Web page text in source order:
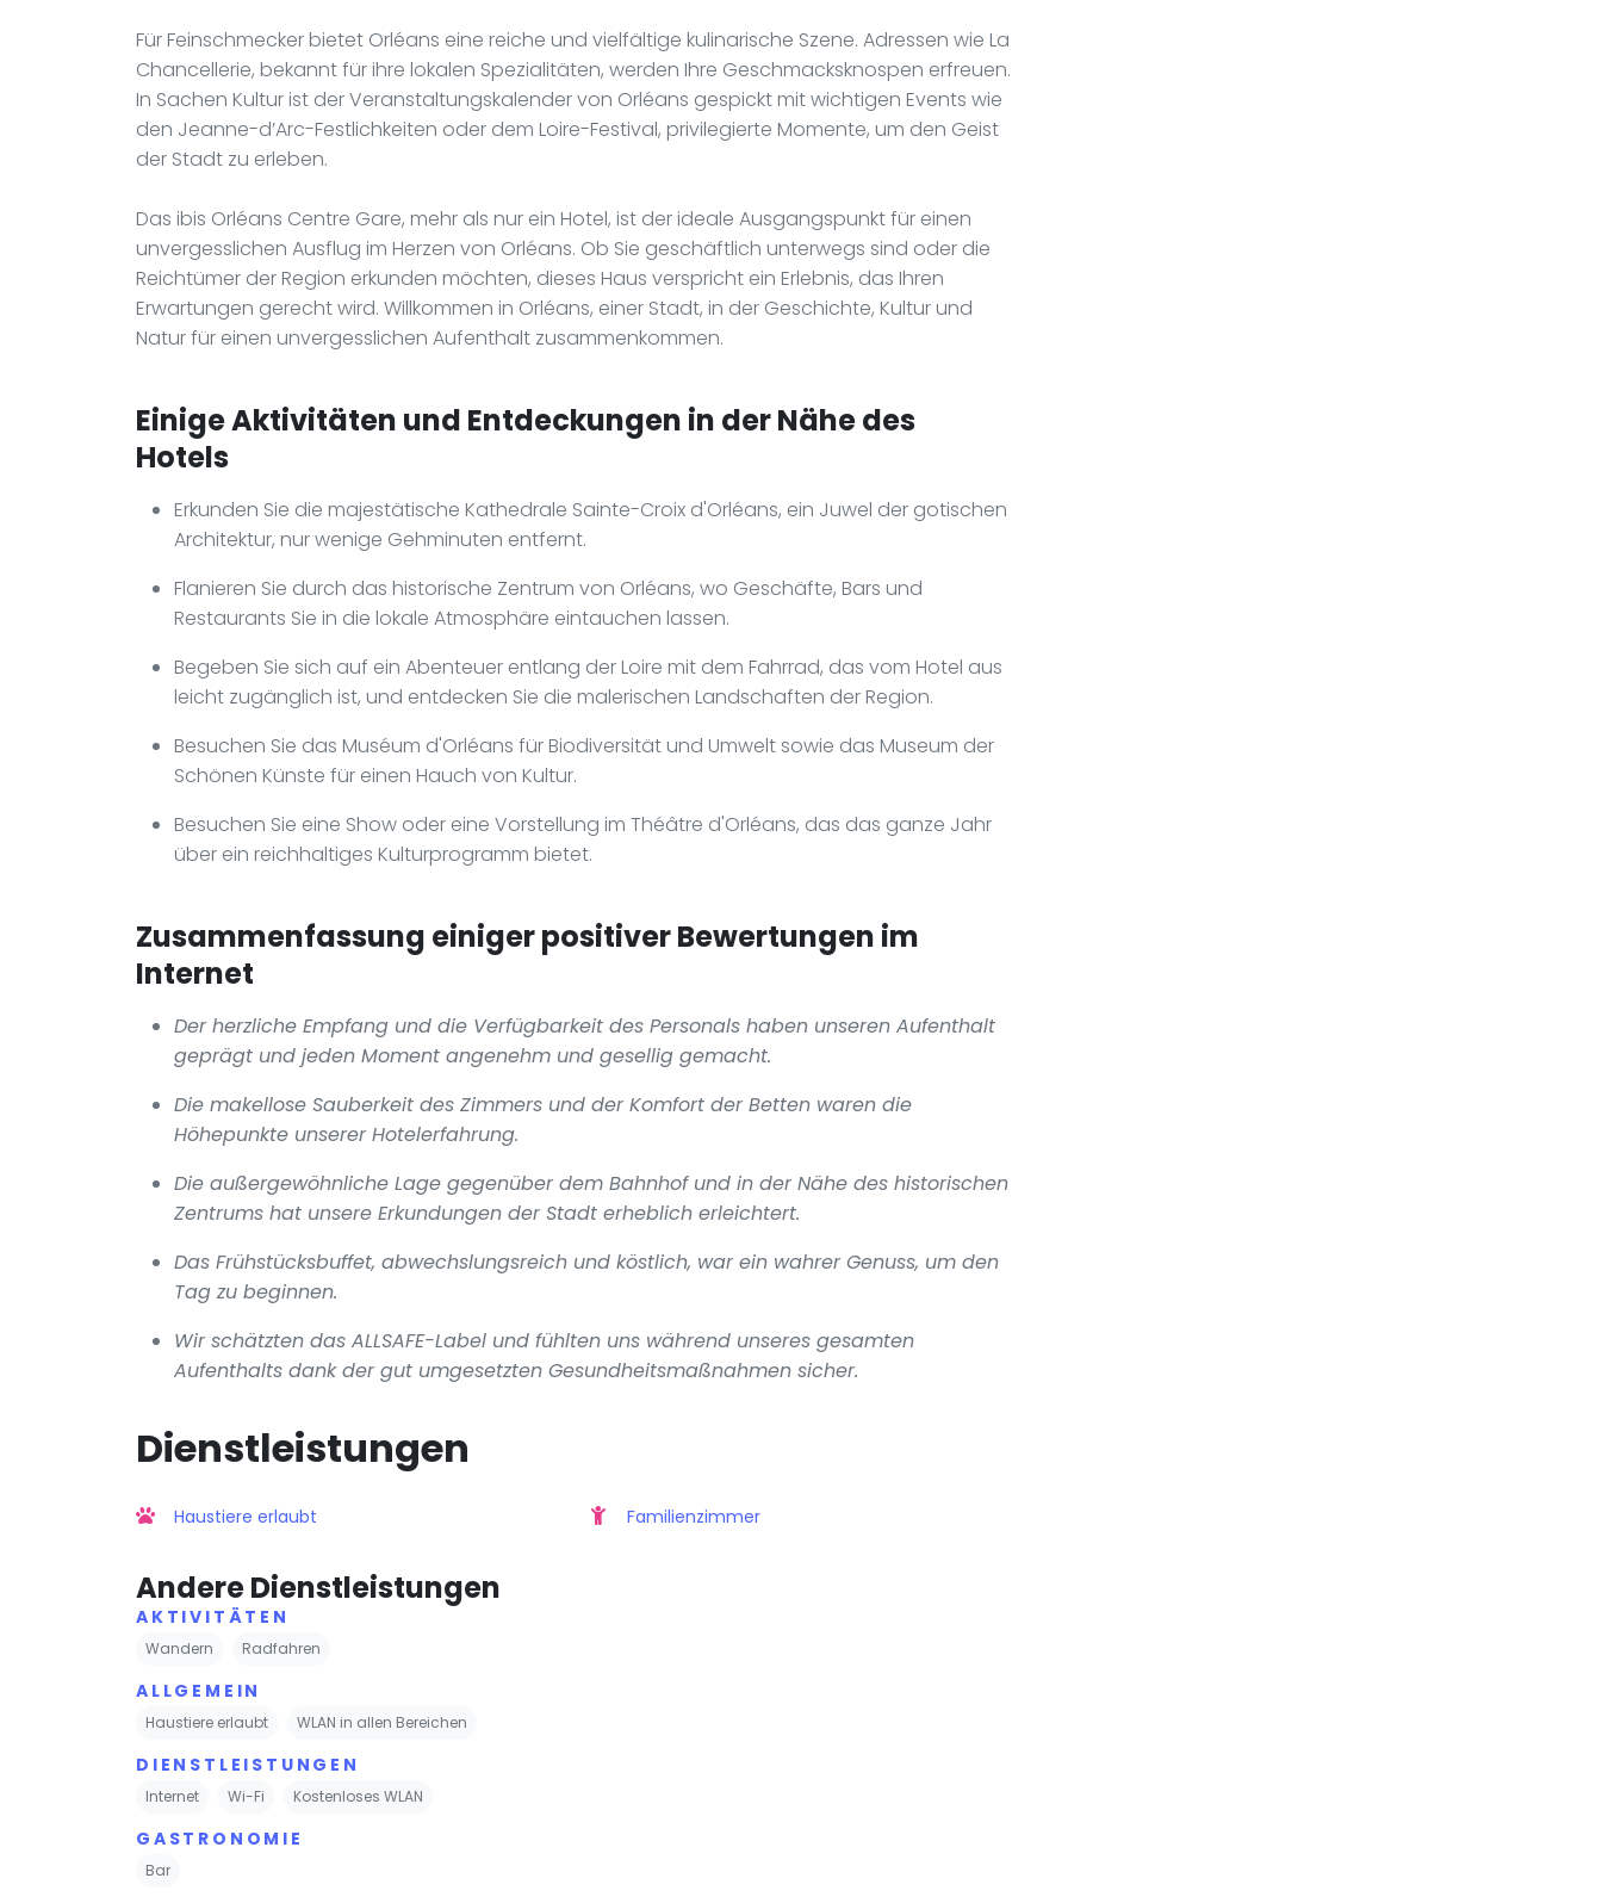
Für Feinschmecker bietet Orléans eine reiche und vielfältige kulinarische Szene. Adressen wie La
Chancellerie, bekannt für ihre lokalen Spezialitäten, werden Ihre Geschmacksknospen erfreuen.
In Sachen Kultur ist der Veranstaltungskalender von Orléans gespickt mit wichtigen Events wie
den Jeanne-d’Arc-Festlichkeiten oder dem Loire-Festival, privilegierte Momente, um den Geist
der Stadt zu erleben.
Das ibis Orléans Centre Gare, mehr als nur ein Hotel, ist der ideale Ausgangspunkt für einen
unvergesslichen Ausflug im Herzen von Orléans. Ob Sie geschäftlich unterwegs sind oder die
Reichtümer der Region erkunden möchten, dieses Haus verspricht ein Erlebnis, das Ihren
Erwartungen gerecht wird. Willkommen in Orléans, einer Stadt, in der Geschichte, Kultur und
Natur für einen unvergesslichen Aufenthalt zusammenkommen.
Einige Aktivitäten und Entdeckungen in der Nähe des
Hotels
Erkunden Sie die majestätische Kathedrale Sainte-Croix d'Orléans, ein Juwel der gotischen
Architektur, nur wenige Gehminuten entfernt.
Flanieren Sie durch das historische Zentrum von Orléans, wo Geschäfte, Bars und
Restaurants Sie in die lokale Atmosphäre eintauchen lassen.
Begeben Sie sich auf ein Abenteuer entlang der Loire mit dem Fahrrad, das vom Hotel aus
leicht zugänglich ist, und entdecken Sie die malerischen Landschaften der Region.
Besuchen Sie das Muséum d'Orléans für Biodiversität und Umwelt sowie das Museum der
Schönen Künste für einen Hauch von Kultur.
Besuchen Sie eine Show oder eine Vorstellung im Théâtre d'Orléans, das das ganze Jahr
über ein reichhaltiges Kulturprogramm bietet.
Zusammenfassung einiger positiver Bewertungen im
Internet
Der herzliche Empfang und die Verfügbarkeit des Personals haben unseren Aufenthalt
geprägt und jeden Moment angenehm und gesellig gemacht.
Die makellose Sauberkeit des Zimmers und der Komfort der Betten waren die
Höhepunkte unserer Hotelerfahrung.
Die außergewöhnliche Lage gegenüber dem Bahnhof und in der Nähe des historischen
Zentrums hat unsere Erkundungen der Stadt erheblich erleichtert.
Das Frühstücksbuffet, abwechslungsreich und köstlich, war ein wahrer Genuss, um den
Tag zu beginnen.
Wir schätzten das ALLSAFE-Label und fühlten uns während unseres gesamten
Aufenthalts dank der gut umgesetzten Gesundheitsmaßnahmen sicher.
Dienstleistungen
Haustiere erlaubt Familienzimmer
Andere Dienstleistungen
AKTIVITÄTEN
Wandern Radfahren
ALLGEMEIN
Haustiere erlaubt WLAN in allen Bereichen
DIENSTLEISTUNGEN
Internet Wi-Fi Kostenloses WLAN
GASTRONOMIE
Bar